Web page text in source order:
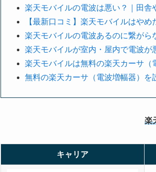
楽天モバイルの電波は悪い？｜田
【最新口コミ】楽天モバイルはや
楽天モバイルの電波あるのに繋がら
楽天モバイルが室内・屋内で電波が
楽天モバイルは無料の楽天カーサ
無料の楽天カーサ（電波増幅器）を
楽
キャリア